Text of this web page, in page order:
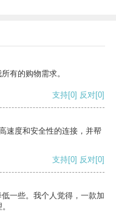
有的购物需求。
支持[0] 反对[0]
速度和安全性的连接，并帮
支持[0] 反对[0]
一些。我个人觉得，一款加